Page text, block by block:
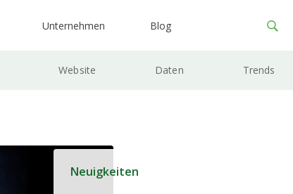
Unternehmen Blog
Website Daten Trends
Neuigkeiten